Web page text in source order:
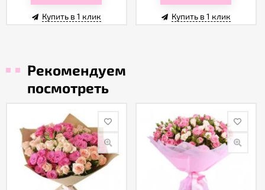
Купить в 1 клик Купить в 1 клик
Рекомендуем
посмотреть